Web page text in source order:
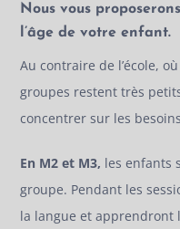
Nous vous
l’âge de votre enfant.
Au contraire de l’école,
groupes restent très
concentrer sur les
En M2 et M3, les enfants
groupe. Pendant les
la langue et apprendront